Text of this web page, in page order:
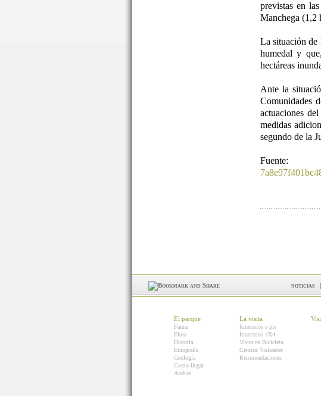
previstas en
Manchega (1,2
La situación de
humedal y
hectáreas
Ante la
Comunidades
actuaciones
medidas
segundo de la
noticias
El parque
Fauna
Flora
Historia
Etnografía
Geología
Como llegar
Audios
La visita
Itinerarios a pie
Itinerarios 4X4
Visita en Bicicleta
Centros Visitantes
Recomendaciones